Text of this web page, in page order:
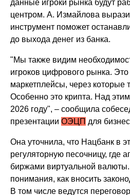
данные игроки рынка будут
центром. А. Измайлова
инструмент поможет
до выхода денег из банка.
"Мы также видим
игроков цифрового рынка.
маркетплейсы, через которые
Особенно это крипта. Над
2026 году", – сообщила
презентацииОЭЦП для
Она уточнила, что Нацбанк в
регуляторную песочницу, где
биржами виртуальной
понимания, как вносить
В том числе ведутся